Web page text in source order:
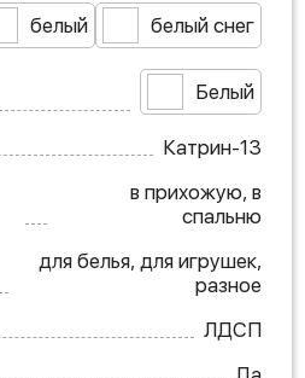
белый белый снег
Белый
Катрин-13
в прихожую, в
спальню
для белья, для игрушек,
разное
ЛДСП